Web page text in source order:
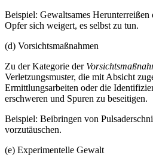
Beispiel: Gewaltsames
Opfer sich weigert, es selbst zu tun.
(d) Vorsichtsmaßnahmen
Zu der Kategorie der
Verletzungsmuster, die mit Absicht
Ermittlungsarbeiten oder die
erschweren und Spuren zu beseitigen.
Beispiel: Beibringen von
vorzutäuschen.
(e) Experimentelle Gewalt